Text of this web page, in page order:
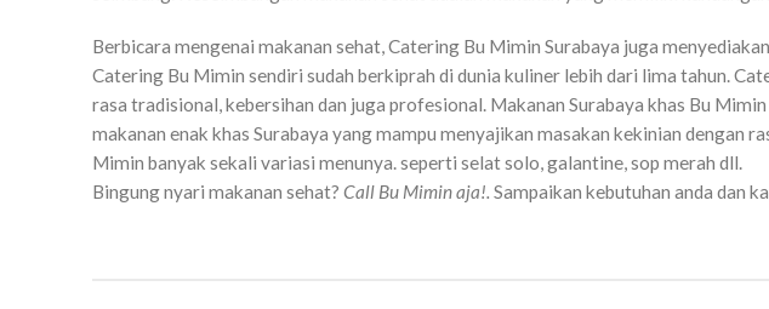
Berbicara mengenai makanan sehat, Catering Bu Mimin Surabaya juga
Catering Bu Mimin sendiri sudah berkiprah di dunia kuliner lebih dari lima tahun.
rasa tradisional, kebersihan dan juga profesional. Makanan Surabaya khas Bu
makanan enak khas Surabaya yang mampu menyajikan masakan kekinian dengan
Mimin banyak sekali variasi menunya. seperti selat solo, galantine, sop merah dll.
Bingung nyari makanan sehat? Call Bu Mimin aja!. Sampaikan kebutuhan anda dan